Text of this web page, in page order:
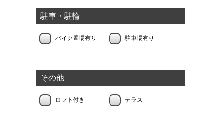
駐車・駐輪
バイク置場有り 駐車場有り
その他
ロフト付き テラス